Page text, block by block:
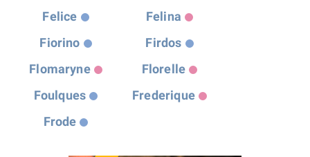
Felice
Felina
Fiorino
Firdos
Flomaryne
Florelle
Foulques
Frederique
Frode